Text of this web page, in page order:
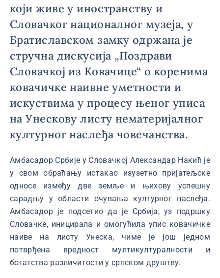
који живе у иностранству и
Словачког националног музеја, у
Братиславском замку одржана је
стручна дискусија „Поздрави
Словачкој из Ковачице“ о коренима
ковачичке наивне уметности и
искуствима у процесу њеног уписа
на Унескову листу нематеријалног
културног наслеђа човечанства.
Амбасадор Србије у Словачкој Александар Накић је
у свом обраћању истакао изузетно пријатељске
односе између две земље и њихову успешну
сарадњу у области очувања културног наслеђа.
Амбасадор је подсетио да је Србија, уз подршку
Словачке, иницирала и омогућила упис ковачичке
наиве на листу Унеска, чиме је још једном
потврђена вредност мултикултуралности и
богатства различитости у српском друштву.